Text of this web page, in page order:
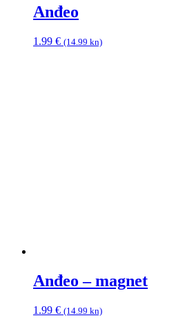
Anđeo
1.99 € (14.99 kn)
Anđeo – magnet
1.99 € (14.99 kn)